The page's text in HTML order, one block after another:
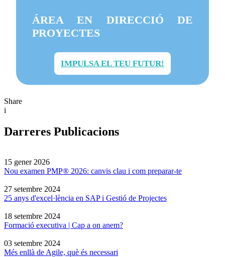
ÁREA EN DIRECCIÓ DE
PROYECTES
IMPULSA EL TEU FUTUR!
Share
i
Darreres Publicacions
15 gener 2026
Nou examen PMP® 2026: canvis clau i com preparar-te
27 setembre 2024
25 anys d'excel·lència en SAP i Gestió de Projectes
18 setembre 2024
Formació executiva | Cap a on anem?
03 setembre 2024
Més enllà de Agile, què és necessari